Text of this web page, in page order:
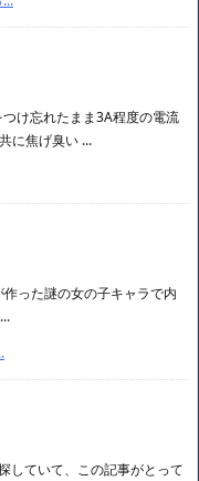
け忘れたまま3A程度の電流
に焦げ臭い ...
った謎の女の子キャラで内
していて、この記事がとって